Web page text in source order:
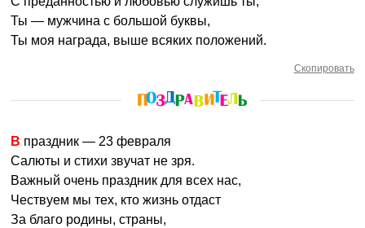
Ты — мужчина с большой буквы,
Ты моя награда, выше всяких положений.
Скопировать
В праздник — 23 февраля
Салюты и стихи звучат не зря.
Важный очень праздник для всех нас,
Чествуем мы тех, кто жизнь отдаст
За благо родины, страны,